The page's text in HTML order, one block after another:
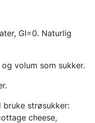
GI=0. Naturlig
volum som sukker.
strøsukker:
cheese,